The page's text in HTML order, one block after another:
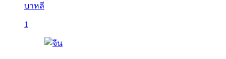
บาหลี
1